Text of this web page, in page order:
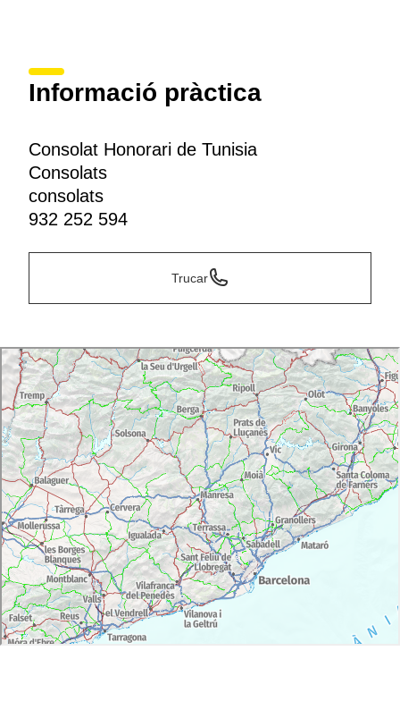
Informació pràctica
Consolat Honorari de Tunisia
Consolats
consolats
932 252 594
Trucar